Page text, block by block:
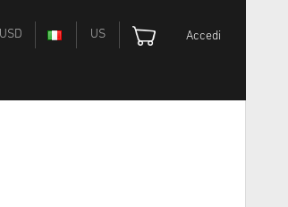
USD US Accedi